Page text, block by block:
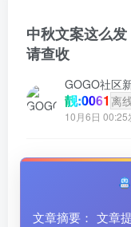
中秋文案这么发
请查收
GOGO社区
靓:0061 离
10月6日 00:25
文章摘要： 文章